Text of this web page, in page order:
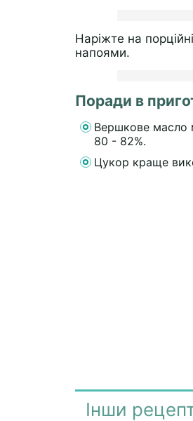
Наріжте на
напоями.
Поради в
Вершкове масло
80 - 82%.
Цукор краще
Інши